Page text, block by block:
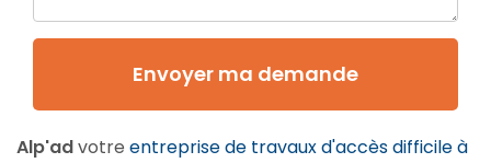
Envoyer ma demande
Alp'advotre entreprise de travaux d'accès difficile à